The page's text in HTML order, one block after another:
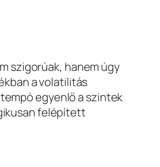
szigorúak, hanem úgy
a volatilitás
egyenlő a szintek
felépített